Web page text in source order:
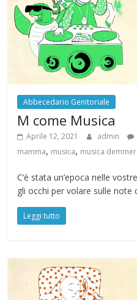
Abbecedario Genitoriale
M come Musica
Aprile 12, 2021 admin
mamma, musica, musica
C’è stata un’epoca nelle
gli occhi per volare sulle note
Leggi tutto